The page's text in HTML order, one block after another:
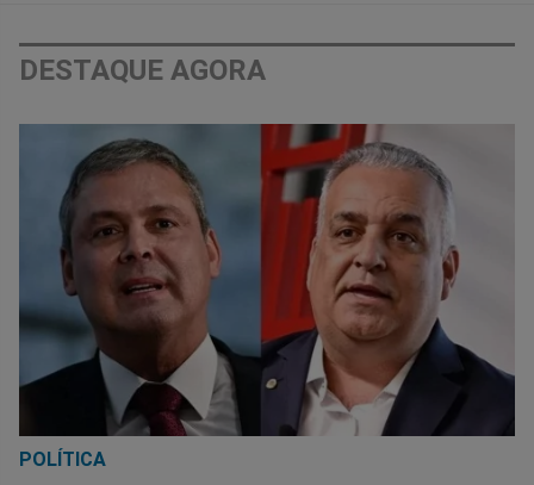
DESTAQUE AGORA
POLÍTICA